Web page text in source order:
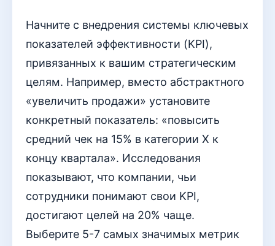
Начните с внедрения системы ключевых
показателей эффективности (KPI),
привязанных к вашим стратегическим
целям. Например, вместо абстрактного
«увеличить продажи» установите
конкретный показатель: «повысить
средний чек на 15% в категории X к
концу квартала». Исследования
показывают, что компании, чьи
сотрудники понимают свои KPI,
достигают целей на 20% чаще.
Выберите 5-7 самых значимых метрик